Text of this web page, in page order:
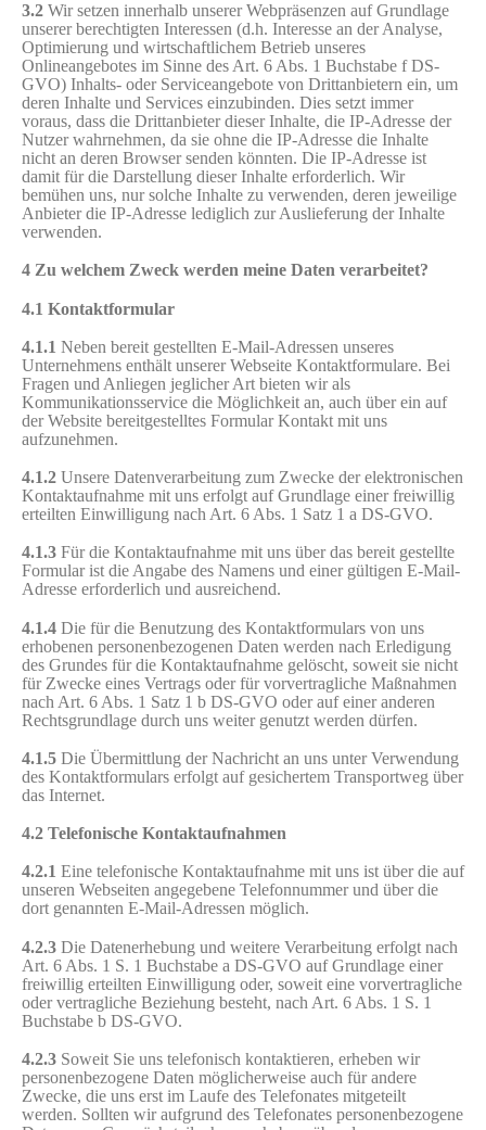
3.2 Wir setzen innerhalb unserer Webpräsenzen auf Grundlage
unserer berechtigten Interessen (d.h. Interesse an der Analyse,
Optimierung und wirtschaftlichem Betrieb unseres
Onlineangebotes im Sinne des Art. 6 Abs. 1 Buchstabe f DS-
GVO) Inhalts- oder Serviceangebote von Drittanbietern ein, um
deren Inhalte und Services einzubinden. Dies setzt immer
voraus, dass die Drittanbieter dieser Inhalte, die IP-Adresse der
Nutzer wahrnehmen, da sie ohne die IP-Adresse die Inhalte
nicht an deren Browser senden könnten. Die IP-Adresse ist
damit für die Darstellung dieser Inhalte erforderlich. Wir
bemühen uns, nur solche Inhalte zu verwenden, deren jeweilige
Anbieter die IP-Adresse lediglich zur Auslieferung der Inhalte
verwenden.
4 Zu welchem Zweck werden meine Daten verarbeitet?
4.1 Kontaktformular
4.1.1 Neben bereit gestellten E-Mail-Adressen unseres
Unternehmens enthält unserer Webseite Kontaktformulare. Bei
Fragen und Anliegen jeglicher Art bieten wir als
Kommunikationsservice die Möglichkeit an, auch über ein auf
der Website bereitgestelltes Formular Kontakt mit uns
aufzunehmen.
4.1.2 Unsere Datenverarbeitung zum Zwecke der elektronischen
Kontaktaufnahme mit uns erfolgt auf Grundlage einer freiwillig
erteilten Einwilligung nach Art. 6 Abs. 1 Satz 1 a DS-GVO.
4.1.3 Für die Kontaktaufnahme mit uns über das bereit gestellte
Formular ist die Angabe des Namens und einer gültigen E-Mail-
Adresse erforderlich und ausreichend.
4.1.4 Die für die Benutzung des Kontaktformulars von uns
erhobenen personenbezogenen Daten werden nach Erledigung
des Grundes für die Kontaktaufnahme gelöscht, soweit sie nicht
für Zwecke eines Vertrags oder für vorvertragliche Maßnahmen
nach Art. 6 Abs. 1 Satz 1 b DS-GVO oder auf einer anderen
Rechtsgrundlage durch uns weiter genutzt werden dürfen.
4.1.5 Die Übermittlung der Nachricht an uns unter Verwendung
des Kontaktformulars erfolgt auf gesichertem Transportweg über
das Internet.
4.2 Telefonische Kontaktaufnahmen
4.2.1 Eine telefonische Kontaktaufnahme mit uns ist über die auf
unseren Webseiten angegebene Telefonnummer und über die
dort genannten E-Mail-Adressen möglich.
4.2.3 Die Datenerhebung und weitere Verarbeitung erfolgt nach
Art. 6 Abs. 1 S. 1 Buchstabe a DS-GVO auf Grundlage einer
freiwillig erteilten Einwilligung oder, soweit eine vorvertragliche
oder vertragliche Beziehung besteht, nach Art. 6 Abs. 1 S. 1
Buchstabe b DS-GVO.
4.2.3 Soweit Sie uns telefonisch kontaktieren, erheben wir
personenbezogene Daten möglicherweise auch für andere
Zwecke, die uns erst im Laufe des Telefonates mitgeteilt
werden. Sollten wir aufgrund des Telefonates personenbezogene